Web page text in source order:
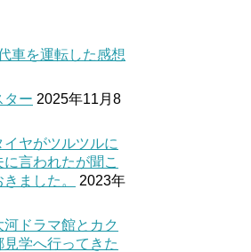
車を運転した感想
ター 2025年11月8
イヤがツルツルに
言われたが聞こ
ました。
2023年
ドラマ館とカク
学へ行ってきた